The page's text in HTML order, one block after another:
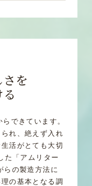
を
できています。
れ、絶えず入れ
活がとても大切
た「アムリター
らの製造方法に
の基本となる調